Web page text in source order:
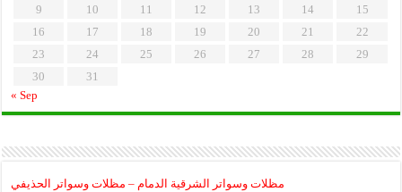
9
10 11 12 13 14
15
16
17 18 19 20 21
22
23
24 25 26 27 28
29
30
31
« Sep
مظلات وسواتر الشرقية الدمام – مظلات وسواتر الحذيفي